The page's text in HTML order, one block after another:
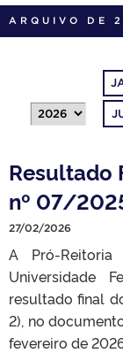
INTERNACIONAL
TELEFONES
ARQUIVO DE
Resultado
nº 07/
27/02/2026
A Pró-
Universidade
resultado final
2), no
fevereiro de